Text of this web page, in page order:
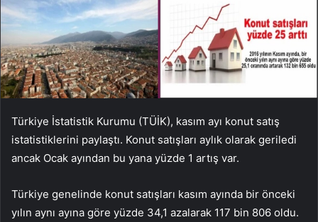
Türkiye İstatistik Kurumu (TÜİK), kasım ayı konut satış
istatistiklerini paylaştı. Konut satışları aylık olarak geriledi
ancak Ocak ayından bu yana yüzde 1 artış var.
Türkiye genelinde konut satışları kasım ayında bir önceki
yılın aynı ayına göre yüzde 34,1 azalarak 117 bin 806 oldu.